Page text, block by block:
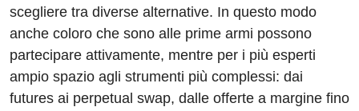
scegliere tra diverse alternative. In questo modo
anche coloro che sono alle prime armi possono
partecipare attivamente, mentre per i più esperti
ampio spazio agli strumenti più complessi: dai
futures ai perpetual swap, dalle offerte a margine fino